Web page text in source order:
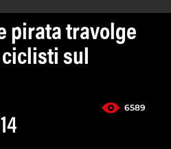
pirata travolge
sul
6589